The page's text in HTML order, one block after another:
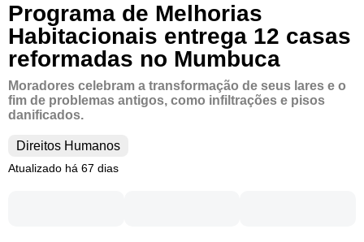
Programa de Melhorias
Habitacionais entrega 12 casas
reformadas no Mumbuca
Moradores celebram a transformação de seus lares e o
fim de problemas antigos, como infiltrações e pisos
danificados.
Direitos Humanos
Atualizado há 67 dias